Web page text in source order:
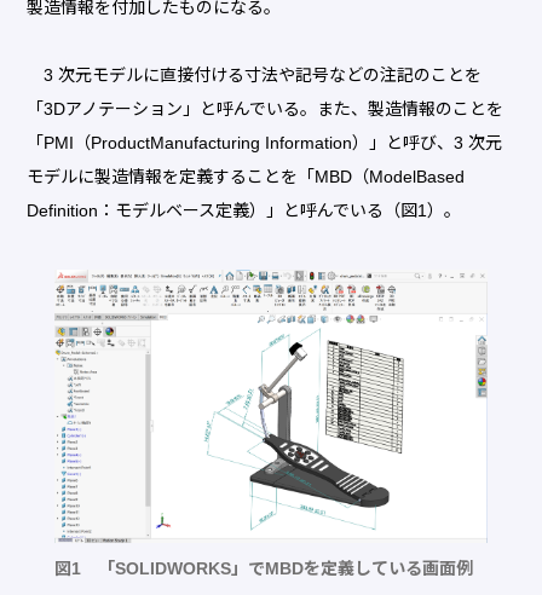
製造情報を付加したものになる。
3 次元モデルに直接付ける寸法や記号などの注記のことを
「3Dアノテーション」と呼んでいる。また、製造情報のことを
「PMI（ProductManufacturing Information）」と呼び、3 次元
モデルに製造情報を定義することを「MBD（ModelBased
Definition：モデルベース定義）」と呼んでいる（図1）。
図1 「SOLIDWORKS」でMBDを定義している画面例